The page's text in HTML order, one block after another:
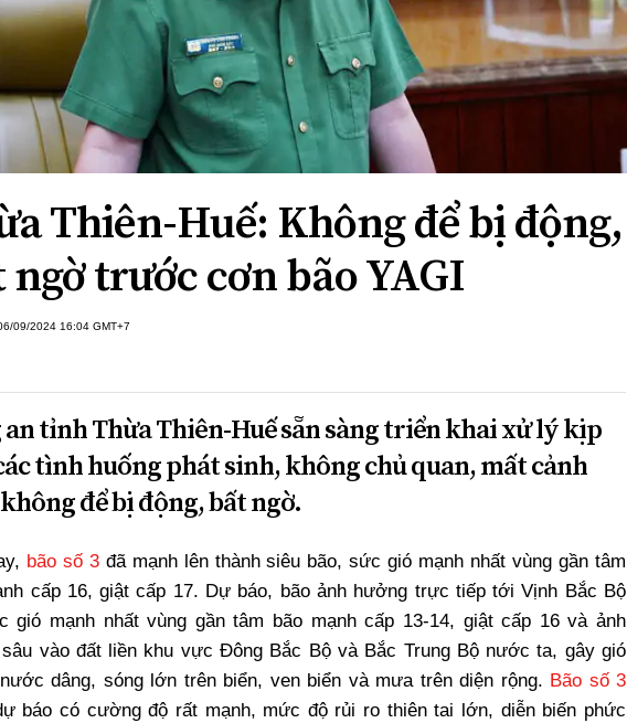
Thiên-Huế: Không để bị động,
ngờ trước cơn bão YAGI
09/2024 16:04 GMT+7
an tỉnh Thừa Thiên-Huế sẵn sàng triển khai xử lý kịp
tình huống phát sinh, không chủ quan, mất cảnh
để bị động, bất ngờ.
bão số 3đã mạnh lên thành siêu bão, sức gió mạnh nhất vùng gần tâm
cấp 16, giật cấp 17. Dự báo, bão ảnh hưởng trực tiếp tới Vịnh Bắc Bộ
gió mạnh nhất vùng gần tâm bão mạnh cấp 13-14, giật cấp 16 và ảnh
vào đất liền khu vực Đông Bắc Bộ và Bắc Trung Bộ nước ta, gây gió
dâng, sóng lớn trên biển, ven biển và mưa trên diện rộng. Bão số 3
báo có cường độ rất mạnh, mức độ rủi ro thiên tai lớn, diễn biến phức